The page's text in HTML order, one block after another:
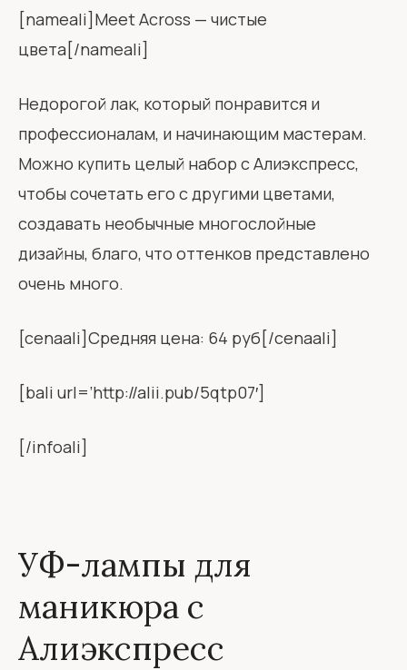
[nameali]Meet Across — чистые
цвета[/nameali]
Недорогой лак, который понравится и
профессионалам, и начинающим мастерам.
Можно купить целый набор с Алиэкспресс,
чтобы сочетать его с другими цветами,
создавать необычные многослойные
дизайны, благо, что оттенков представлено
очень много.
[cenaali]Средняя цена: 64 руб[/cenaali]
[bali url=’http://alii.pub/5qtp07′]
[/infoali]
УФ-лампы для
маникюра с
Алиэкспресс